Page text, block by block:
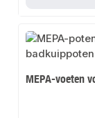
MEPA-voeten